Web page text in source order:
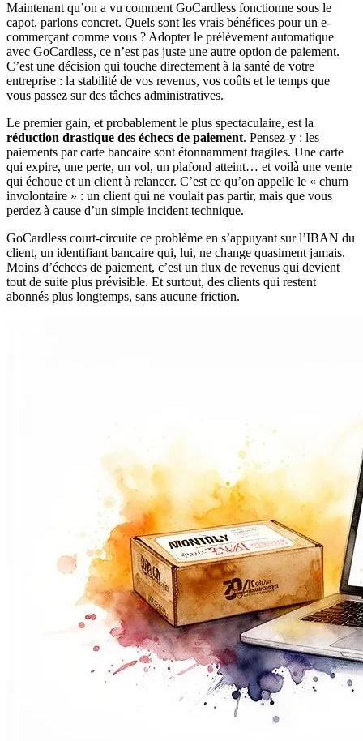
Maintenant qu’on a vu comment GoCardless fonctionne sous le
capot, parlons concret. Quels sont les vrais bénéfices pour un e-
commerçant comme vous ? Adopter le prélèvement automatique
avec GoCardless, ce n’est pas juste une autre option de paiement.
C’est une décision qui touche directement à la santé de votre
entreprise : la stabilité de vos revenus, vos coûts et le temps que
vous passez sur des tâches administratives.
Le premier gain, et probablement le plus spectaculaire, est la
réduction drastique des échecs de paiement. Pensez-y : les
paiements par carte bancaire sont étonnamment fragiles. Une carte
qui expire, une perte, un vol, un plafond atteint… et voilà une vente
qui échoue et un client à relancer. C’est ce qu’on appelle le « churn
involontaire » : un client qui ne voulait pas partir, mais que vous
perdez à cause d’un simple incident technique.
GoCardless court-circuite ce problème en s’appuyant sur l’IBAN du
client, un identifiant bancaire qui, lui, ne change quasiment jamais.
Moins d’échecs de paiement, c’est un flux de revenus qui devient
tout de suite plus prévisible. Et surtout, des clients qui restent
abonnés plus longtemps, sans aucune friction.